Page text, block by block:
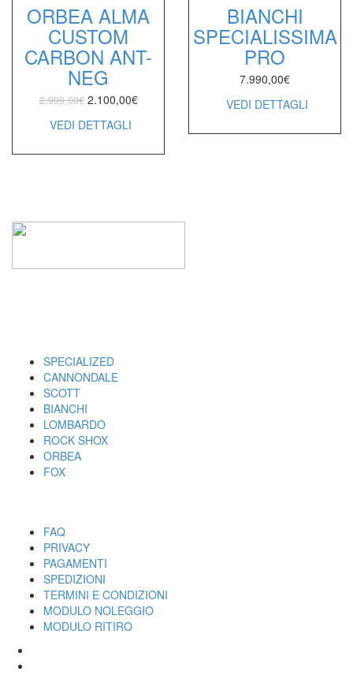
ORBEA ALMA
CUSTOM
CARBON ANT-
NEG
2.999,00€ 2.100,00€
VEDI DETTAGLI
BIANCHI
SPECIALISSIMA
PRO
7.990,00€
VEDI DETTAGLI
SPECIALIZED
CANNONDALE
SCOTT
BIANCHI
LOMBARDO
ROCK SHOX
ORBEA
FOX
FAQ
PRIVACY
PAGAMENTI
SPEDIZIONI
TERMINI E CONDIZIONI
MODULO NOLEGGIO
MODULO RITIRO